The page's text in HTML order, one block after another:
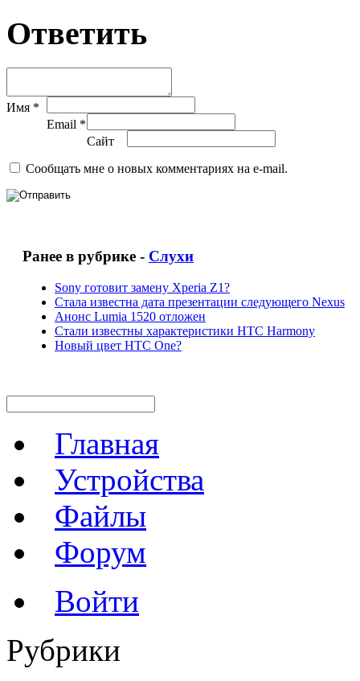
Ответить
Имя *
Email *
Сайт
Сообщать мне о новых комментариях на e-mail.
Ранее в рубрике - Слухи
Sony готовит замену Xperia Z1?
Стала известна дата презентации следующего Nexus
Анонс Lumia 1520 отложен
Стали известны характеристики HTC Harmony
Новый цвет HTC One?
Главная
Устройства
Файлы
Форум
Войти
Рубрики